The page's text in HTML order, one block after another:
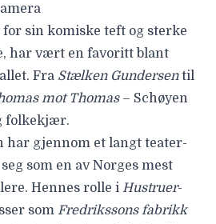
for sin komiske teft og sterke
har vært en favoritt blant
Fra Stælken Gundersentil
mot Thomas– Schøyen
folkekjær.
har gjennom et langt teater-
som en av Norges mest
Hennes rolle i Hustruer-
som Fredrikssons fabrikk